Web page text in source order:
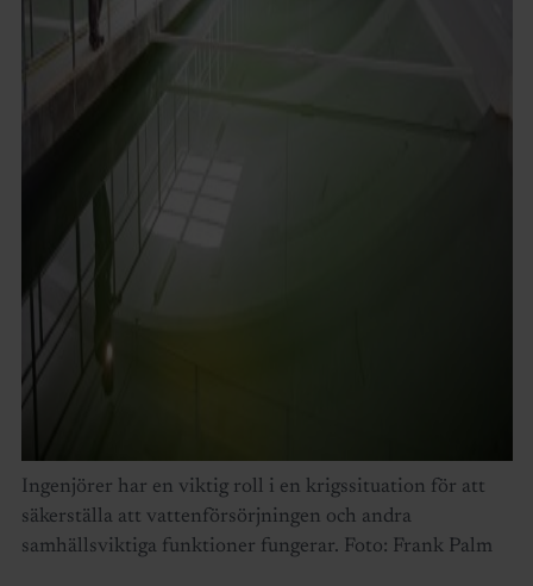
Ingenjörer har en viktig roll i en krigssituation för att
säkerställa att vattenförsörjningen och andra
samhällsviktiga funktioner fungerar. Foto: Frank Palm